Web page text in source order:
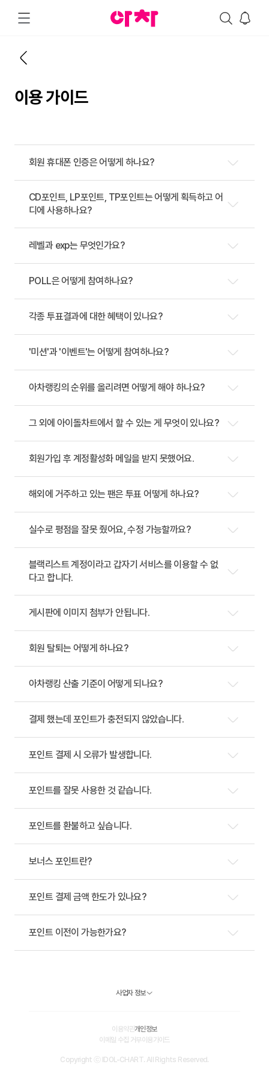
이용 가이드
회원 휴대폰 인증은 어떻게 하나요?
CD포인트, LP포인트, TP포인트는 어떻게 획득하고 어
디에 사용하나요?
레벨과 exp는 무엇인가요?
POLL은 어떻게 참여하나요?
각종 투표결과에 대한 혜택이 있나요?
'미션'과 '이벤트'는 어떻게 참여하나요?
아차랭킹의 순위를 올리려면 어떻게 해야 하나요?
그 외에 아이돌차트에서 할 수 있는 게 무엇이 있나요?
회원가입 후 계정활성화 메일을 받지 못했어요.
해외에 거주하고 있는 팬은 투표 어떻게 하나요?
실수로 평점을 잘못 줬어요, 수정 가능할까요?
블랙리스트 계정이라고 갑자기 서비스를 이용할 수 없
다고 합니다.
게시판에 이미지 첨부가 안됩니다.
회원 탈퇴는 어떻게 하나요?
아차랭킹 산출 기준이 어떻게 되나요?
결제 했는데 포인트가 충전되지 않았습니다.
포인트 결제 시 오류가 발생합니다.
포인트를 잘못 사용한 것 같습니다.
포인트를 환불하고 싶습니다.
보너스 포인트란?
포인트 결제 금액 한도가 있나요?
포인트 이전이 가능한가요?
사업자 정보
이용약관개인정보
이메일 수집 거부이용가이드
Copyright ⓒ IDOL-CHART. All Rights Reserved.